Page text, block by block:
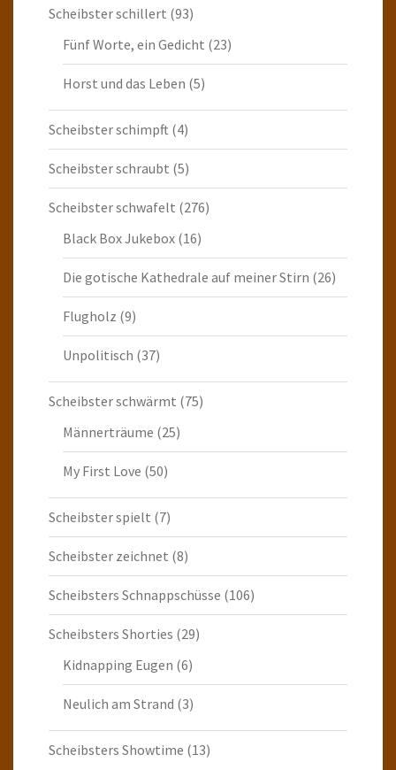
Scheibster schillert (93)
Fünf Worte, ein Gedicht (23)
Horst und das Leben (5)
Scheibster schimpft (4)
Scheibster schraubt (5)
Scheibster schwafelt (276)
Black Box Jukebox (16)
Die gotische Kathedrale auf meiner Stirn (26)
Flugholz (9)
Unpolitisch (37)
Scheibster schwärmt (75)
Männerträume (25)
My First Love (50)
Scheibster spielt (7)
Scheibster zeichnet (8)
Scheibsters Schnappschüsse (106)
Scheibsters Shorties (29)
Kidnapping Eugen (6)
Neulich am Strand (3)
Scheibsters Showtime (13)